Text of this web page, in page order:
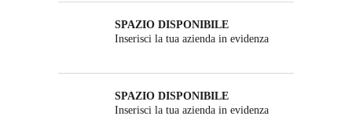
SPAZIO DISPONIBILE
Inserisci la tua azienda in evidenza
SPAZIO DISPONIBILE
Inserisci la tua azienda in evidenza